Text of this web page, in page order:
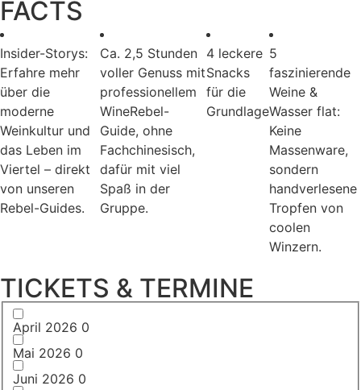
FACTS
Insider-Storys:
Erfahre mehr
über die
moderne
Weinkultur und
das Leben im
Viertel – direkt
von unseren
Rebel-Guides.
Ca. 2,5 Stunden
voller Genuss mit
professionellem
WineRebel-
Guide, ohne
Fachchinesisch,
dafür mit viel
Spaß in der
Gruppe.
4 leckere
Snacks
für die
Grundlage
5
faszinierende
Weine &
Wasser flat:
Keine
Massenware,
sondern
handverlesene
Tropfen von
coolen
Winzern.
TICKETS & TERMINE
April 2026 0
Mai 2026 0
Juni 2026 0